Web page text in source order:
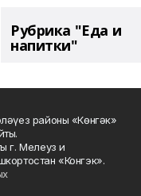
Рубрика "Еда и
напитки"
районы «Көнгәк»
г. Мелеуз и
«Конгэк».